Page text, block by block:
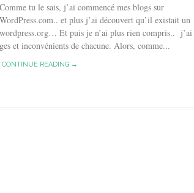
Comme tu le sais, j’ai commencé mes blogs sur
WordPress.com.. et plus j’ai découvert qu’il existait un
wordpress.org… Et puis je n’ai plus rien compris..
et inconvénients de chacune. Alors, comme...
CONTINUE READING →